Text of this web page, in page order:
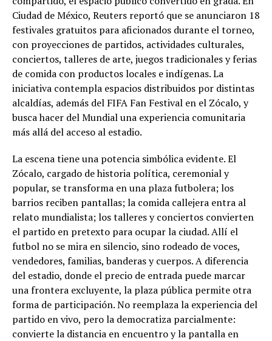
Ciudad de México, Reuters reportó que se anunciaron 18
festivales gratuitos para aficionados durante el torneo,
con proyecciones de partidos, actividades culturales,
conciertos, talleres de arte, juegos tradicionales y ferias
de comida con productos locales e indígenas. La
iniciativa contempla espacios distribuidos por distintas
alcaldías, además del FIFA Fan Festival en el Zócalo, y
busca hacer del Mundial una experiencia comunitaria
más allá del acceso al estadio.
La escena tiene una potencia simbólica evidente. El
Zócalo, cargado de historia política, ceremonial y
popular, se transforma en una plaza futbolera; los
barrios reciben pantallas; la comida callejera entra al
relato mundialista; los talleres y conciertos convierten
el partido en pretexto para ocupar la ciudad. Allí el
futbol no se mira en silencio, sino rodeado de voces,
vendedores, familias, banderas y cuerpos. A diferencia
del estadio, donde el precio de entrada puede marcar
una frontera excluyente, la plaza pública permite otra
forma de participación. No reemplaza la experiencia del
partido en vivo, pero la democratiza parcialmente:
convierte la distancia en encuentro y la pantalla en